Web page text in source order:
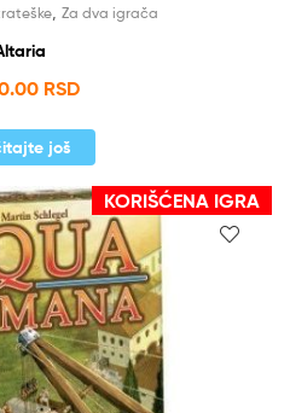
, Za dva igrača
RSD
još
KORIŠĆENA IGRA